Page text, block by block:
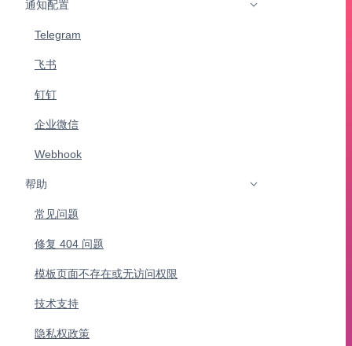
通知配置
Telegram
飞书
钉钉
企业微信
Webhook
帮助
常见问题
修复 404 问题
模板页面不存在或无访问权限
技术支持
隐私权政策